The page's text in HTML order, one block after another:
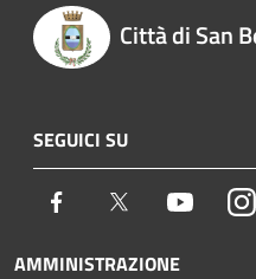
Città di San
SEGUICI SU
Facebook Twitter Youtube
AMMINISTRAZIONE